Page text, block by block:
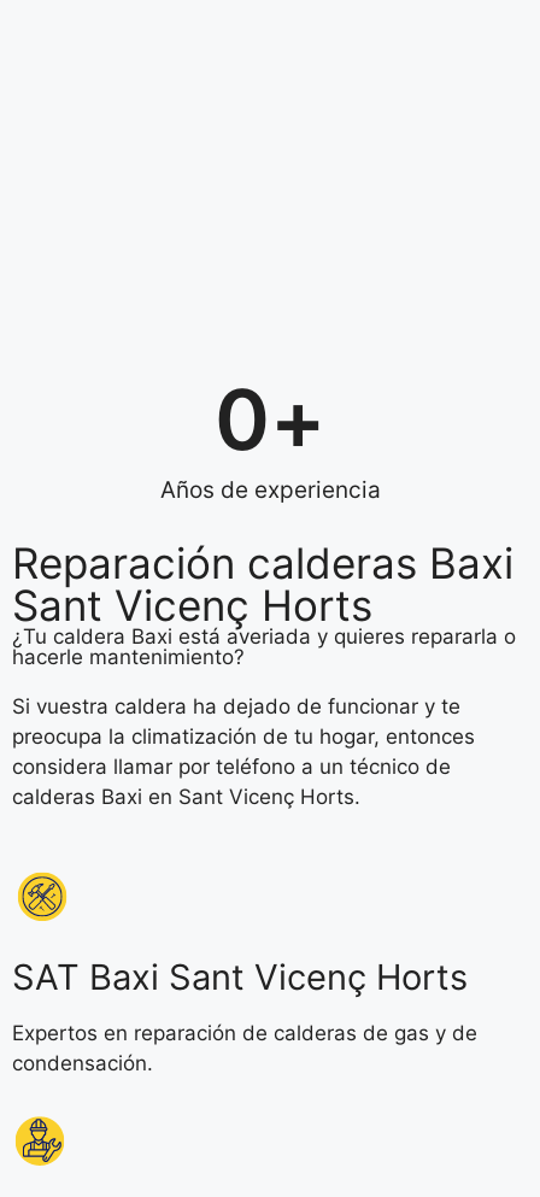
Años de experiencia
0+
Reparación calderas Baxi
Sant Vicenç Horts
¿Tu caldera Baxi está averiada y quieres repararla o
hacerle mantenimiento?
Si vuestra caldera ha dejado de funcionar y te
preocupa la climatización de tu hogar, entonces
considera llamar por teléfono a un técnico de
calderas Baxi en Sant Vicenç Horts.
SAT Baxi Sant Vicenç Horts
Expertos en reparación de calderas de gas y de
condensación.